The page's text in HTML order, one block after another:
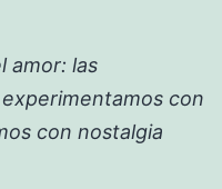
amor: las
con
con nostalgia